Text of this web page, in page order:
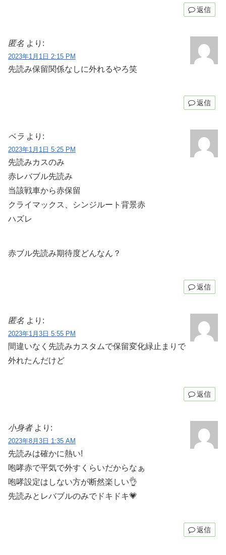
返信
匿名 より:
2023年1月1日 2:15 PM
先読み保留関係なしに外れるやろ笑
返信
ペラ より:
2023年1月1日 5:25 PM
先読みカスのみ
赤レバブル先読み
当該戦車から赤保留
クライマックス、シンジルート背景赤
ハズレ
赤ブル先読み期待度どんなん？
返信
匿名 より:
2023年1月3日 5:55 PM
間違いなく先読みカスタムで保留変化緑止まりで
外れたんだけど
返信
小身者 より:
2023年8月3日 1:35 AM
先読みは確かに熱い!
咆哮赤で平気で外すくらいだからなぁ
咆哮設定はしない方が断然楽しい👌
先読みとレバブルのみでドキドキ💗
返信